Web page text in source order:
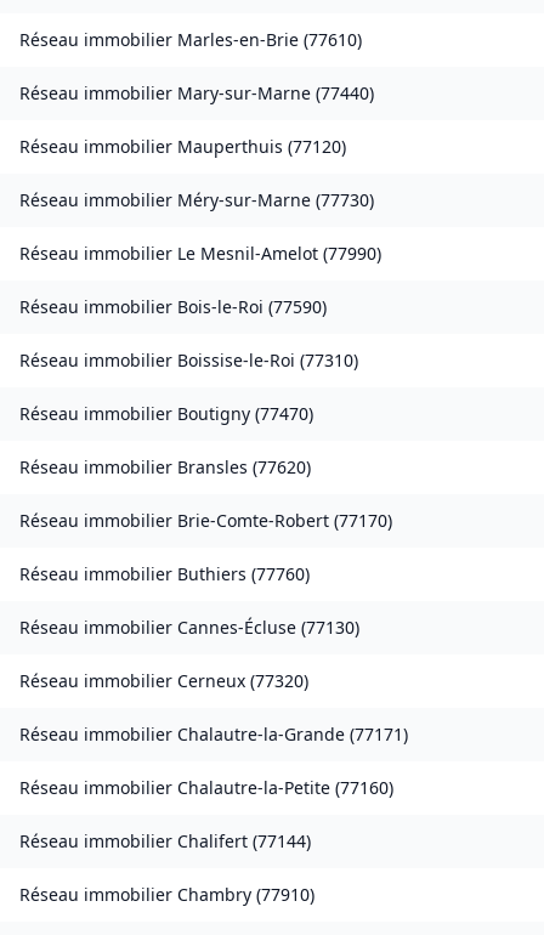
Réseau immobilier Marles-en-Brie (77610)
Réseau immobilier Mary-sur-Marne (77440)
Réseau immobilier Mauperthuis (77120)
Réseau immobilier Méry-sur-Marne (77730)
Réseau immobilier Le Mesnil-Amelot (77990)
Réseau immobilier Bois-le-Roi (77590)
Réseau immobilier Boissise-le-Roi (77310)
Réseau immobilier Boutigny (77470)
Réseau immobilier Bransles (77620)
Réseau immobilier Brie-Comte-Robert (77170)
Réseau immobilier Buthiers (77760)
Réseau immobilier Cannes-Écluse (77130)
Réseau immobilier Cerneux (77320)
Réseau immobilier Chalautre-la-Grande (77171)
Réseau immobilier Chalautre-la-Petite (77160)
Réseau immobilier Chalifert (77144)
Réseau immobilier Chambry (77910)